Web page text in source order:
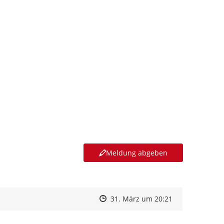
Meldung abgeben
Zeitpunkt des Erstellens
Zeitpunkt des Erstellens
31. März um 20:21